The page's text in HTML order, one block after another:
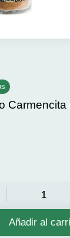
Carmencita
Añadir al